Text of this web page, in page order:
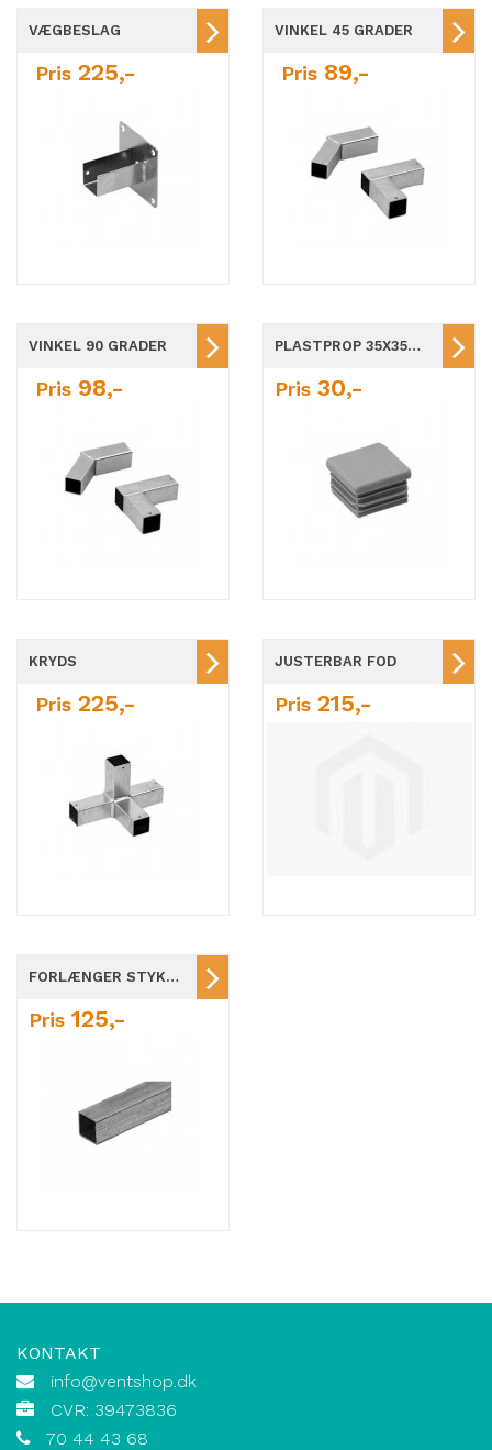
VÆGBESLAG
Pris 225,-
VINKEL 45 GRADER
Pris 89,-
VINKEL 90 GRADER
Pris 98,-
PLASTPROP 35X35MM
Pris 30,-
KRYDS
Pris 225,-
JUSTERBAR FOD
Pris 215,-
FORLÆNGER STYKKE / L=250MM
Pris 125,-
KONTAKT
info@ventshop.dk
CVR: 39473836
70 44 43 68